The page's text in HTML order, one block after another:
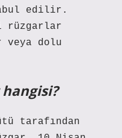
edilir.
rüzgarlar
veya dolu
tarafından